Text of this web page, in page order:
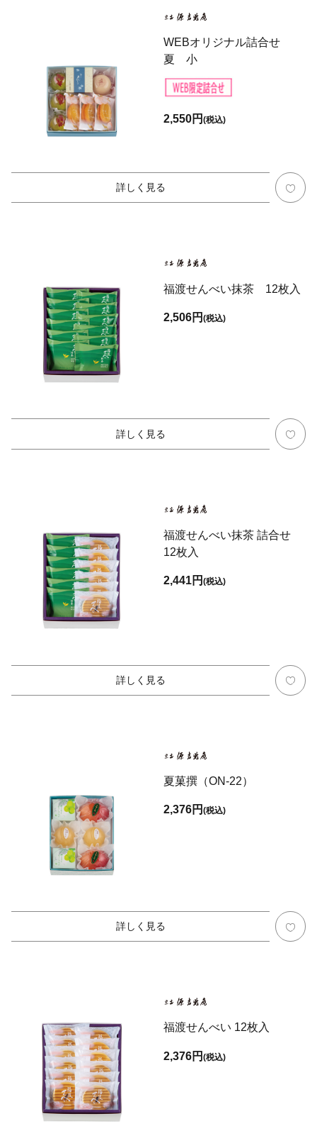
WEBオリジナル詰合せ
夏 小
2,550円(税込)
詳しく見る
福渡せんべい抹茶 12枚入
2,506円(税込)
詳しく見る
福渡せんべい抹茶 詰合せ
12枚入
2,441円(税込)
詳しく見る
夏菓撰（ON-22）
2,376円(税込)
詳しく見る
福渡せんべい 12枚入
2,376円(税込)